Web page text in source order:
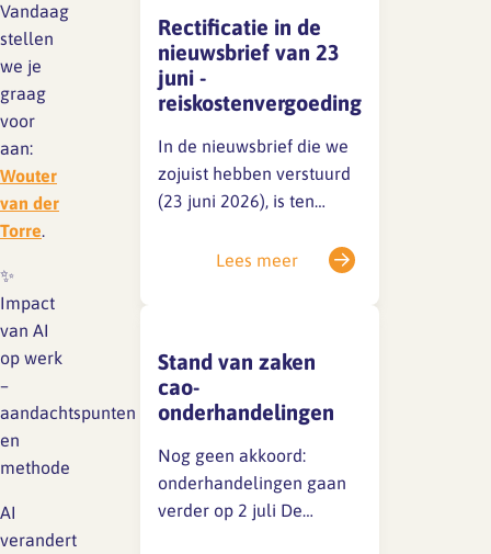
Vandaag
stellen
we je
graag
voor
aan:
Wouter
van der
Torre.
✨
Impact
van AI
op werk
–
aandachtspunten
en
methode
AI
verandert
gang. Zodra er iets te
melden is, delen we dat
direct via een nieuwsitem
op onze website en op
LinkedIn.Houd deze
kanalen dus zeker in…
Rectificatie in de
nieuwsbrief van 23
juni -
reiskostenvergoeding
In de nieuwsbrief die we
zojuist hebben verstuurd
(23 juni 2026), is ten
opgenomen: Dit is onjuist,
grond van de huidige
cao.Excuus voor
eventuele verwarring.
Lees meer
Stand van zaken
cao-
onderhandelingen
Nog geen akkoord:
onderhandelingen gaan
verder op 2 juli De